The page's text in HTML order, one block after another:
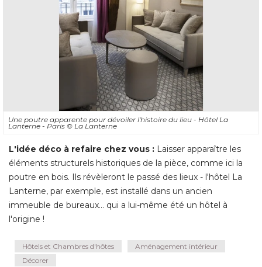
Une poutre apparente pour dévoiler l'histoire du lieu - Hôtel La
Lanterne - Paris © La Lanterne
L'idée déco à refaire chez vous : Laisser apparaître les
éléments structurels historiques de la pièce, comme ici la
poutre en bois. Ils révèleront le passé des lieux - l'hôtel La
Lanterne, par exemple, est installé dans un ancien
immeuble de bureaux... qui a lui-même été un hôtel à
l'origine !
Hôtels et Chambres d'hôtes
Aménagement intérieur
Décorer